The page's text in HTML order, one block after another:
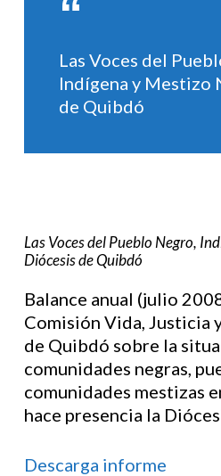
Las Voces del
Indígena y Mestizo
de Quibdó
Las Voces del Pueblo Negro,
Diócesis de Quibdó
Balance anual (julio
Comisión Vida, Justicia
de Quibdó sobre la
comunidades negras,
comunidades mestizas
hace presencia la
Descarga informe